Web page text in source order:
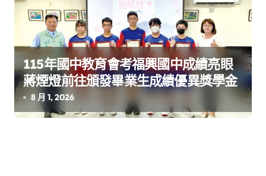
115年國中教育會考福興國中成績亮眼
蔣煙燈前往頒發畢業生成績優異獎學金
8 月 1, 2026